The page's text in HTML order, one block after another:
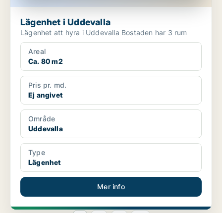
Lägenhet i Uddevalla
Lägenhet att hyra i Uddevalla Bostaden har 3 rum
Areal
Ca. 80 m2
Pris pr. md.
Ej angivet
Område
Uddevalla
Type
Lägenhet
Mer info